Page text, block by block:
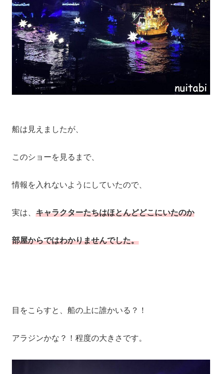
船は見えましたが、
このショーを見るまで、
情報を入れないようにしていたので、
実は、 キャラクターたちはほとんどどこにいたのか
部屋からではわかりませんでした。
目をこらすと、船の上に誰かいる？！
アラジンかな？！程度の大きさです。